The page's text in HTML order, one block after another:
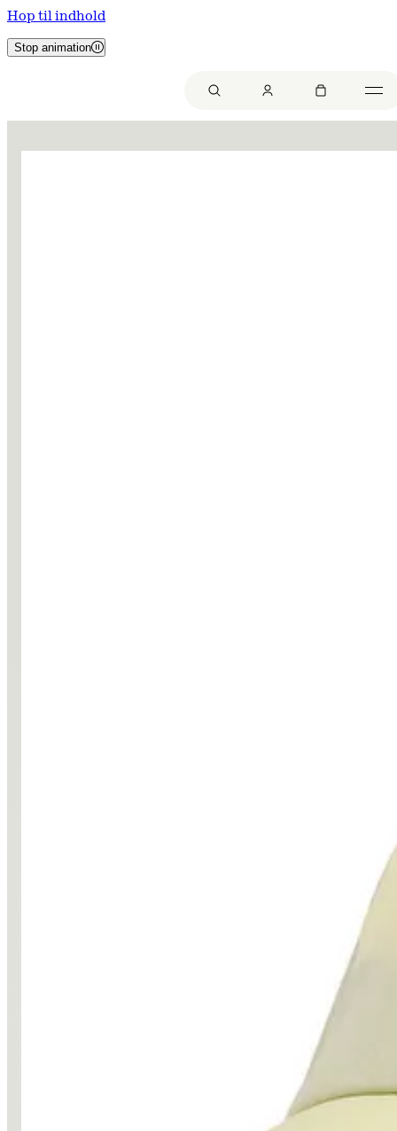
Hop til indhold
Stop animation